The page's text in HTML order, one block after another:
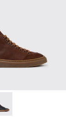
033
- K100872-032
Junction -
-
Twentyfive -